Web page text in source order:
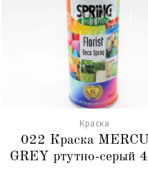
Краска
022 Краска
GREY ртутно-серый